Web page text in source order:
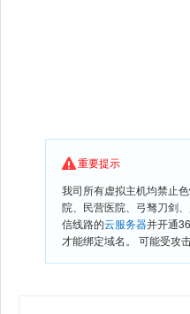
重要提示
我司所有虚拟主机均禁止
院、民营医院、弓驽刀剑
信线路的云服务器并开通
才能绑定域名。 可能受攻